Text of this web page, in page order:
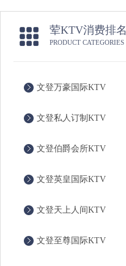
荤KTV消费排名
PRODUCT CATEGORIES
文登万豪国际KTV
文登私人订制KTV
文登伯爵会所KTV
文登英皇国际KTV
文登天上人间KTV
文登至尊国际KTV